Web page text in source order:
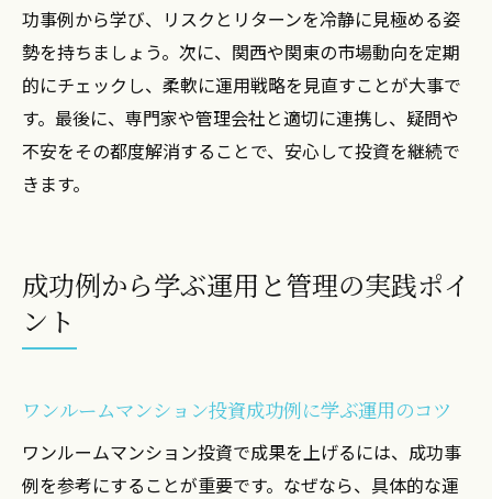
功事例から学び、リスクとリターンを冷静に見極める姿
勢を持ちましょう。次に、関西や関東の市場動向を定期
的にチェックし、柔軟に運用戦略を見直すことが大事で
す。最後に、専門家や管理会社と適切に連携し、疑問や
不安をその都度解消することで、安心して投資を継続で
きます。
成功例から学ぶ運用と管理の実践ポイ
ント
ワンルームマンション投資成功例に学ぶ運用のコツ
ワンルームマンション投資で成果を上げるには、成功事
例を参考にすることが重要です。なぜなら、具体的な運